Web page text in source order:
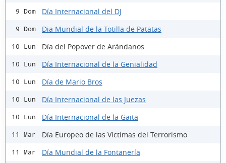
9 Dom Día Internacional del DJ
9 Dom Dia Mundial de la Totilla de Patatas
10 Lun Día del Popover de Arándanos
10 Lun Día Internacional de la Genialidad
10 Lun Día de Mario Bros
10 Lun Día Internacional de las Juezas
10 Lun Día Internacional de la Gaita
11 Mar Día Europeo de las Víctimas del Terrorismo
11 Mar Día Mundial de la Fontanería